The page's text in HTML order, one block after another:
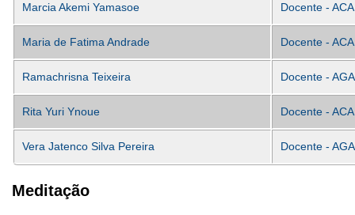
Marcia Akemi Yamasoe Docente - ACA
Maria de Fatima Andrade Docente - ACA
Ramachrisna Teixeira Docente - AGA
Rita Yuri Ynoue Docente - ACA
Vera Jatenco Silva Pereira Docente - AGA
Meditação